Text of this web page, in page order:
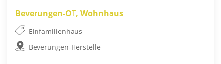
Beverungen-OT, Wohnhaus
Einfamilienhaus
Beverungen-Herstelle